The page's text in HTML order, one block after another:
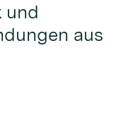
und
aus